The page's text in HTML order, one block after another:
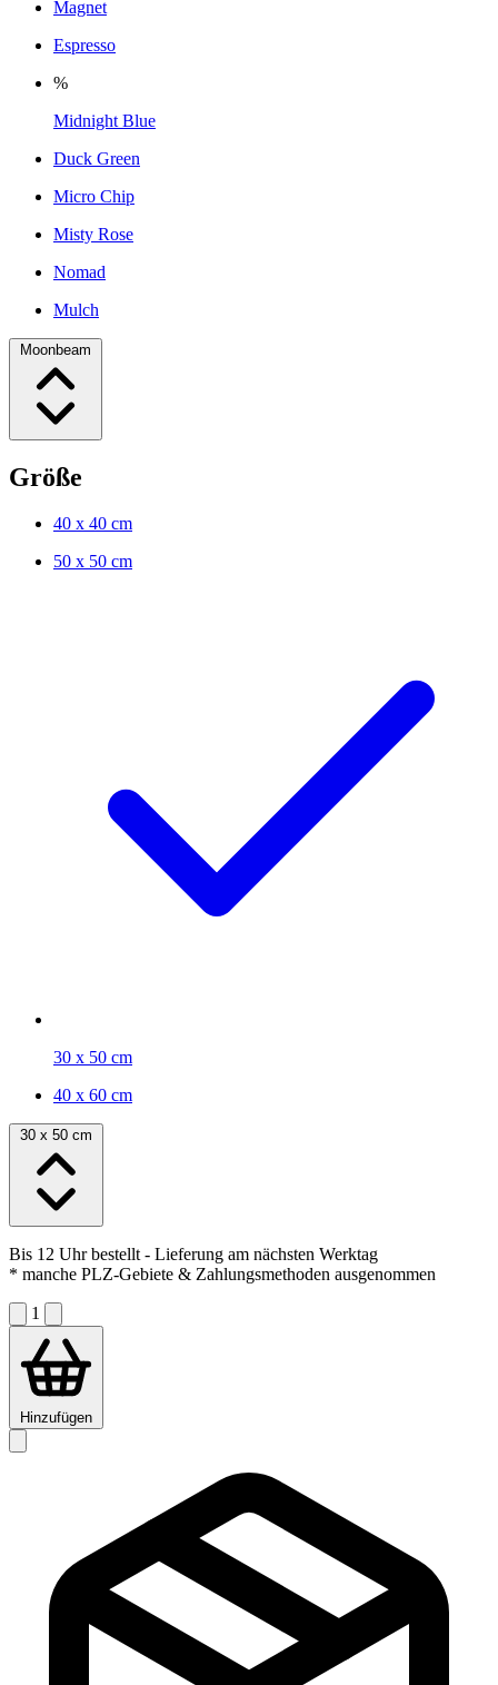
Magnet
Espresso
%
Midnight Blue
Duck Green
Micro Chip
Misty Rose
Nomad
Mulch
Moonbeam
Größe
40 x 40 cm
50 x 50 cm
30 x 50 cm
40 x 60 cm
30 x 50 cm
Bis 12 Uhr bestellt- Lieferung am nächsten Werktag
* manche PLZ-Gebiete & Zahlungsmethoden ausgenommen
1
Hinzufügen